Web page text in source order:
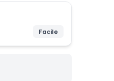
Facile